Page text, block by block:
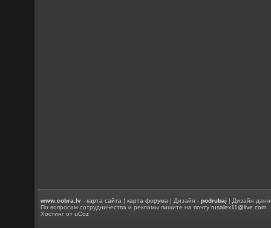
www.cobra.lv -карта сайта |карта форума | Дизайн -podrubaj | Дизайн
По вопросам сотрудничества и рекламы пишите на почтуrusalex11@live.com
Хостинг отuCoz